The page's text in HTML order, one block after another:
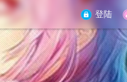
登陆